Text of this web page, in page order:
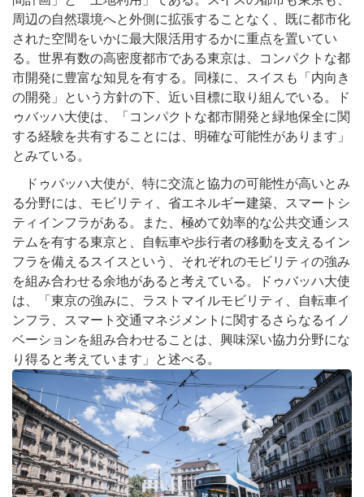
周辺の自然環境へと外側に拡張することなく、既に都市化
された空間をいかに最大限活用するかに重点を置いてい
る。世界有数の高密度都市である東京は、コンパクトな都
市開発に豊富な知見を有する。同様に、スイスも「内向き
の開発」という方針の下、近い目標に取り組んでいる。ド
ゥバッハ大使は、「コンパクトな都市開発と緑地保全に関
する経験を共有することには、明確な可能性があります」
とみている。
ドゥバッハ大使が、特に交流と協力の可能性が高いとみ
る分野には、モビリティ、省エネルギー建築、スマートシ
ティインフラがある。また、極めて効率的な公共交通シス
テムを有する東京と、自転車や歩行者の移動を支えるイン
フラを備えるスイスという、それぞれのモビリティの強み
を組み合わせる余地があると考えている。ドゥバッハ大使
は、「東京の強みに、ラストマイルモビリティ、自転車イ
ンフラ、スマート交通マネジメントに関するさらなるイノ
ベーションを組み合わせることは、興味深い協力分野にな
り得ると考えています」と述べる。